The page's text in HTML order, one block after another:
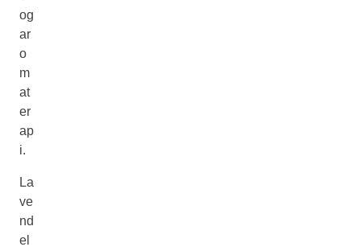
og
ar
o
m
at
er
ap
i.
La
ve
nd
el